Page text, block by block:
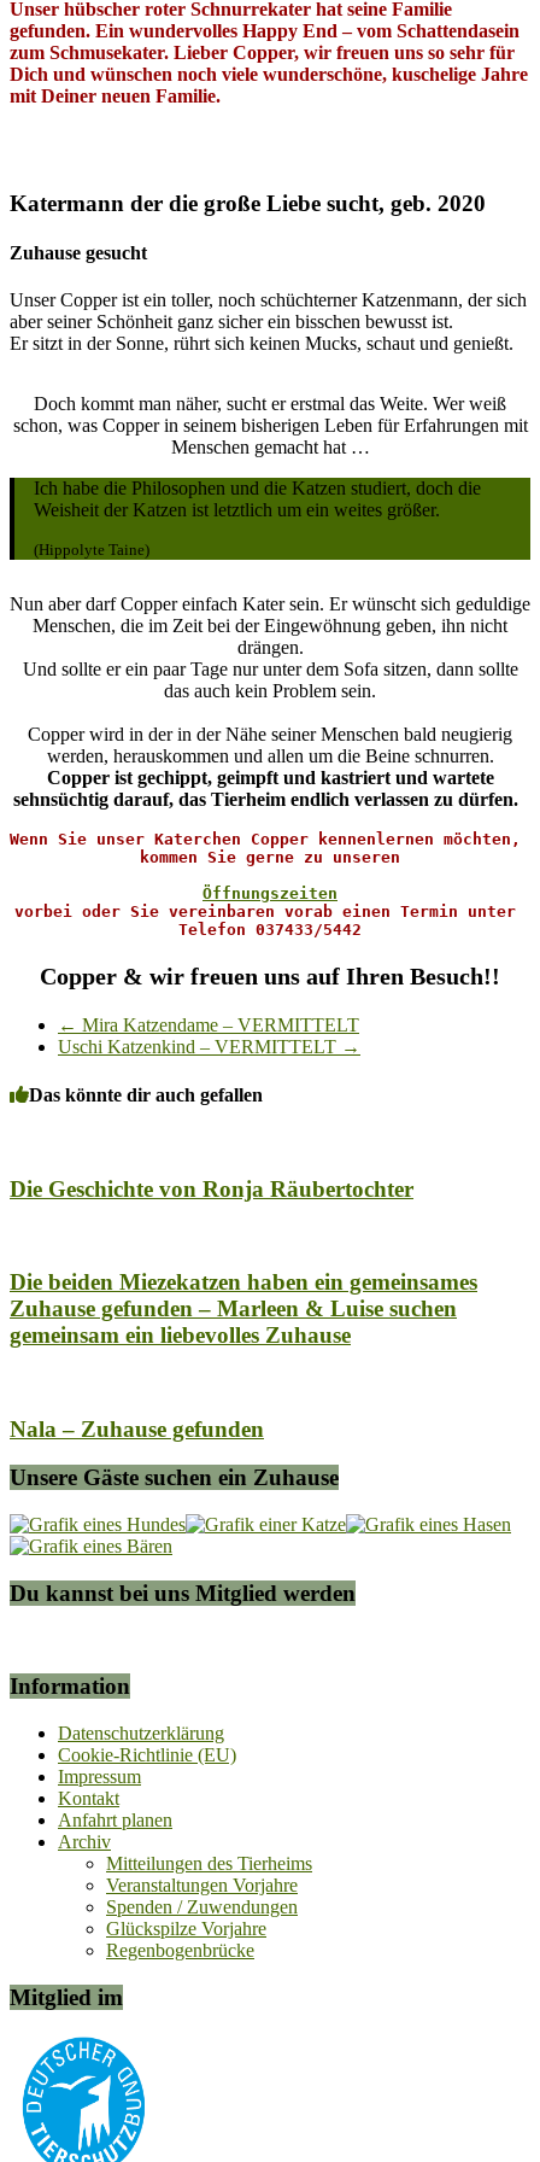
Unser hübscher roter Schnurrekater hat seine Familie
gefunden. Ein wundervolles Happy End – vom Schattendasein
zum Schmusekater. Lieber Copper, wir freuen uns so sehr für
Dich und wünschen noch viele wunderschöne, kuschelige Jahre
mit Deiner neuen Familie.
Katermann der die große Liebe sucht, geb. 2020
Zuhause gesucht
Unser Copper ist ein toller, noch schüchterner Katzenmann, der sich
aber seiner Schönheit ganz sicher ein bisschen bewusst ist.
Er sitzt in der Sonne, rührt sich keinen Mucks, schaut und genießt.
Doch kommt man näher, sucht er erstmal das Weite. Wer weiß
schon, was Copper in seinem bisherigen Leben für Erfahrungen mit
Menschen gemacht hat …
Ich habe die Philosophen und die Katzen studiert, doch die
Weisheit der Katzen ist letztlich um ein weites größer.
(Hippolyte Taine)
Nun aber darf Copper einfach Kater sein. Er wünscht sich geduldige
Menschen, die im Zeit bei der Eingewöhnung geben, ihn nicht
drängen.
Und sollte er ein paar Tage nur unter dem Sofa sitzen, dann sollte
das auch kein Problem sein.
Copper wird in der in der Nähe seiner Menschen bald neugierig
werden, herauskommen und allen um die Beine schnurren.
Copper ist gechippt, geimpft und kastriert und wartete
sehnsüchtig darauf, das Tierheim endlich verlassen zu dürfen.
Wenn Sie unser Katerchen Copper kennenlernen möchten,
kommen Sie gerne zu unseren
Öffnungszeiten
vorbei oder Sie vereinbaren vorab einen Termin unter
Telefon 037433/5442
Copper & wir freuen uns auf Ihren Besuch!!
← Mira Katzendame – VERMITTELT
Uschi Katzenkind – VERMITTELT →
Das könnte dir auch gefallen
Die Geschichte von Ronja Räubertochter
Die beiden Miezekatzen haben ein gemeinsames
Zuhause gefunden – Marleen & Luise suchen
gemeinsam ein liebevolles Zuhause
Nala – Zuhause gefunden
Unsere Gäste suchen ein Zuhause
Du kannst bei uns Mitglied werden
Information
Datenschutzerklärung
Cookie-Richtlinie (EU)
Impressum
Kontakt
Anfahrt planen
Archiv
Mitteilungen des Tierheims
Veranstaltungen Vorjahre
Spenden / Zuwendungen
Glückspilze Vorjahre
Regenbogenbrücke
Mitglied im